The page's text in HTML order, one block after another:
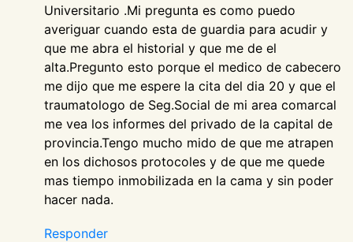
Universitario .Mi pregunta es como puedo
averiguar cuando esta de guardia para acudir y
que me abra el historial y que me de el
alta.Pregunto esto porque el medico de cabecero
me dijo que me espere la cita del dia 20 y que el
traumatologo de Seg.Social de mi area comarcal
me vea los informes del privado de la capital de
provincia.Tengo mucho mido de que me atrapen
en los dichosos protocoles y de que me quede
mas tiempo inmobilizada en la cama y sin poder
hacer nada.
Responder